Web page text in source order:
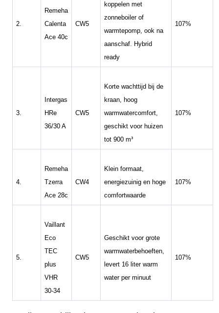
2.
Remeha
Calenta
Ace 40c
CW5
koppelen met
zonneboiler of
warmtepomp, ook na
aanschaf. Hybrid
ready
107%
3.
Intergas
HRe
36/30 A
CW5
Korte wachttijd bij de
kraan, hoog
warmwatercomfort,
geschikt voor huizen
tot 900 m³
107%
4.
Remeha
Tzerra
Ace 28c
CW4
Klein formaat,
energiezuinig en hoge
comfortwaarde
107%
5.
Vaillant
Eco
TEC
plus
VHR
30-34
CW5
Geschikt voor grote
warmwaterbehoeften,
levert 16 liter warm
water per minuut
107%